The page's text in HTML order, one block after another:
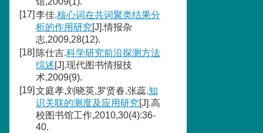
[17] 李佳.核心词在共词聚类结果分
析的作用研究[J].情报杂
志,2009,28(12).
[18] 陈仕吉.科学研究前沿探测方法
综述[J].现代图书情报技
术,2009(9).
[19] 文庭孝,刘晓英,罗贤春,张蕊.知
识关联的测度及应用研究[J].高
校图书馆工作,2010,30(4):36-
40.